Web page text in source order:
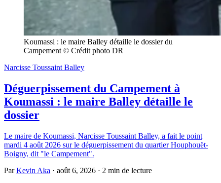
Koumassi : le maire Balley détaille le dossier du
Campement © Crédit photo DR
Narcisse Toussaint Balley
Déguerpissement du Campement à
Koumassi : le maire Balley détaille le
dossier
Le maire de Koumassi, Narcisse Toussaint Balley, a fait le point
mardi 4 août 2026 sur le déguerpissement du quartier Houphouët-
Boigny, dit "le Campement".
ParKevin Aka · août 6, 2026 · 2 min de lecture